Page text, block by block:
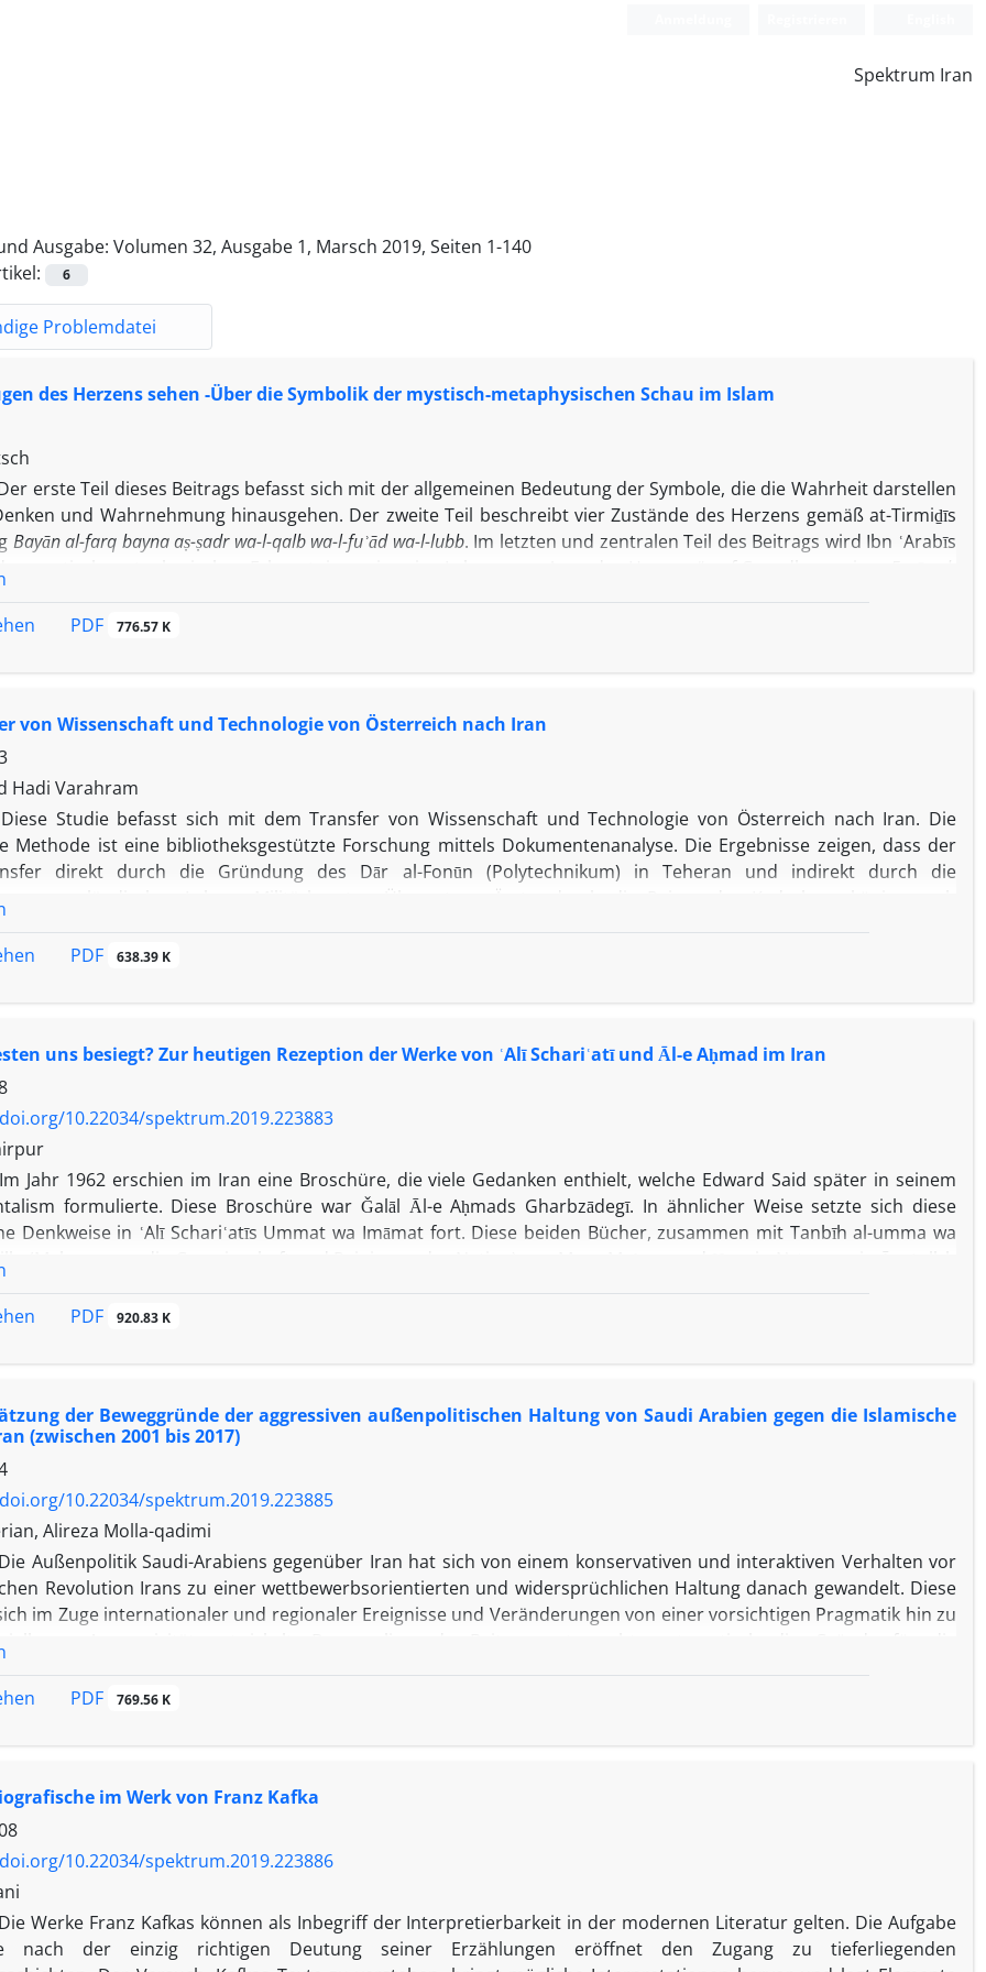
Spektrum Iran
Ausgabe: Volumen 32, Ausgabe 1, Marsch 2019, Seiten 1-140
6
Problemdatei
des Herzens sehen -Über die Symbolik der mystisch-metaphysischen Schau im Islam
erste Teil dieses Beitrags befasst sich mit der allgemeinen Bedeutung der Symbole, die die Wahrheit darstellen
und Wahrnehmung hinausgehen. Der zweite Teil beschreibt vier Zustände des Herzens gemäß at-Tirmiḏīs
Bayān al-farq bayna aṣ-ṣadr wa-l-qalb wa-l-fuʾād wa-l-lubb. Im letzten und zentralen Teil des Beitrags wird Ibn ʿArabīs
mystisch-metaphysischen Erkenntnis sowie seine Lehre vom „Auge des Herzens“ auf Grundlage seiner
PDF 776.57 K
von Wissenschaft und Technologie von Österreich nach Iran
Hadi Varahram
Diese Studie befasst sich mit dem Transfer von Wissenschaft und Technologie von Österreich nach Iran. Die
Methode ist eine bibliotheksgestützte Forschung mittels Dokumentenanalyse. Die Ergebnisse zeigen, dass der
direkt durch die Gründung des Dār al-Fonūn (Polytechnikum) in Teheran und indirekt durch die
ausländischer Lehrer, Militärberater, Übersetzer, Ärzte, durch die Reisen der Kadscharenkönige nach
Ausrüstung aus Österreich und deren Nachahmung im Iran erfolgte. Die Hauptaussage der vorliegenden
PDF 638.39 K
uns besiegt? Zur heutigen Rezeption der Werke von ʿAlī Schariʿatī und Āl-e Aḥmad im Iran
10.22034/spektrum.2019.223883
Im Jahr 1962 erschien im Iran eine Broschüre, die viele Gedanken enthielt, welche Edward Said später in seinem
formulierte. Diese Broschüre war Ǧalāl Āl-e Aḥmads Gharbzādegī. In ähnlicher Weise setzte sich diese
Denkweise in ʿAlī Schariʿatīs Ummat wa Imāmat fort. Diese beiden Bücher, zusammen mit Tanbīh al-umma wa
(Mahnung an die Gemeinschaft und Reinigung der Nation) von Mīrzā Moḥammad Ḥosein Nāʾīnī sowie Āyatollāh
Der vorliegende Beitrag analysiert diese Werke und untersucht ihre heutige Rezeption im Iran.
PDF 920.83 K
der Beweggründe der aggressiven außenpolitischen Haltung von Saudi Arabien gegen die Islamische
(zwischen 2001 bis 2017)
10.22034/spektrum.2019.223885
Alireza Molla-qadimi
Die Außenpolitik Saudi-Arabiens gegenüber Iran hat sich von einem konservativen und interaktiven Verhalten vor
Revolution Irans zu einer wettbewerbsorientierten und widersprüchlichen Haltung danach gewandelt. Diese
im Zuge internationaler und regionaler Ereignisse und Veränderungen von einer vorsichtigen Pragmatik hin zu
Aggressivität entwickelt. Der vorliegende Beitrag untersucht systematisch die Gründe für die
zeigt auf, wie die genannten Entwicklungen die Sichtweise der saudischen Eliten und politischen
das Kräfteverhältnis zugunsten Irans verschoben sehen. Infolgedessen hat sich ihre Außenpolitik in eine
zu diesem Wandel geführt haben. Sie legt nahe, dass Identitätskonflikte, Sicherheitsbedrohungen und
Rivalitäten zu den Hauptursachen dieser aggressiven Politik zählen.
PDF 769.56 K
im Werk von Franz Kafka
10.22034/spektrum.2019.223886
Die Werke Franz Kafkas können als Inbegriff der Interpretierbarkeit in der modernen Literatur gelten. Die Aufgabe
nach der einzig richtigen Deutung seiner Erzählungen eröffnet den Zugang zu tieferliegenden